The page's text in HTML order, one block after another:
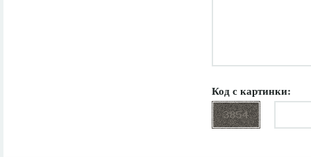
Код с картинки: